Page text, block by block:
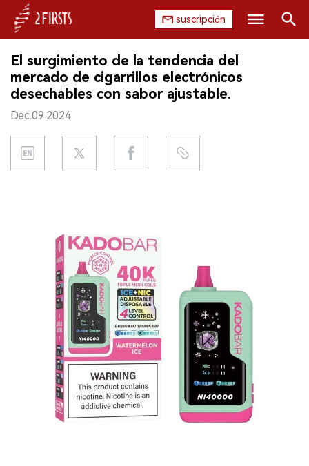
suscripción
INICIO
EMPRESA
PRODUCTO
REGULACIÓN
DATOS
EXPOSICIÓN
ENTREVISTA
El surgimiento de la tendencia del
mercado de cigarrillos electrónicos
desechables con sabor ajustable.
Dec.09.2024